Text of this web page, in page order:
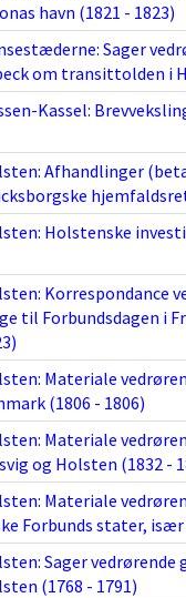
havn (1821 - 1823)
Sager
om transittolden i
Kassel:
Afhandlinger
Holstenske
Korrespondance
til Forbundsdagen i
Materiale
(1806 - 1806)
Materiale
og Holsten (1832 -
Materiale
Forbunds stater,
Sager
(1768 - 1791)